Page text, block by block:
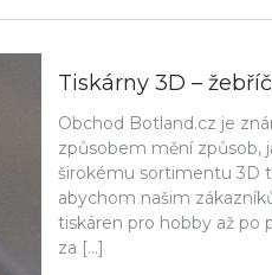
Tiskárny 3D –
Obchod Botland.cz je
způsobem mění způsob,
širokému sortimentu 3D
abychom našim
tiskáren pro hobby až po
za […]